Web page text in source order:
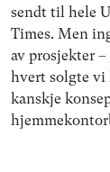
sendt til hele
Times. Men
av prosjekter
hvert solgte vi
kanskje